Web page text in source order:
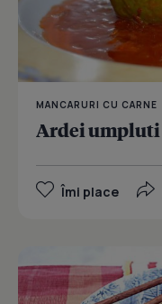
MANCARURI CU CARNE
Ardei umpluti
Îmi place